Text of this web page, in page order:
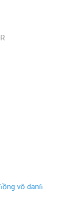
vô danɦ